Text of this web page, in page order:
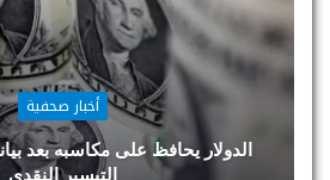
أخبار صحفية
الدولار يحافظ على مكاسبه بعد
التيسير النقدي